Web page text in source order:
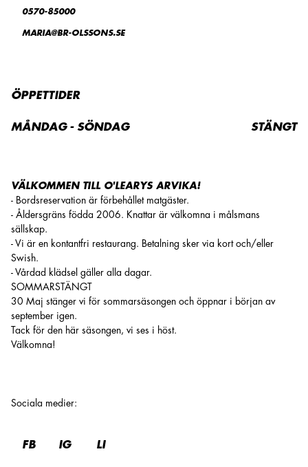
VÄLKOMMEN TILL O'LEARYS ARVIKA!
- Bordsreservation är förbehållet matgäster.
- Åldersgräns födda 2006. Knattar är välkomna i målsmans
sällskap.
- Vi är en kontantfri restaurang. Betalning sker via kort och/eller
Swish.
- Vårdad klädsel gäller alla dagar.
SOMMARSTÄNGT
30 Maj stänger vi för sommarsäsongen och öppnar i början av
september igen.
Tack för den här säsongen, vi ses i höst.
Välkomna!
Sociala medier:
FB IG LI
0570-85000
MARIA@BR-OLSSONS.SE
ÖPPETTIDER
MÅNDAG - SÖNDAG STÄNGT